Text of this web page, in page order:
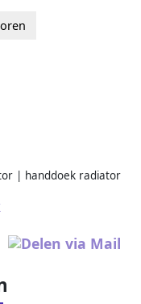
| handdoek radiator